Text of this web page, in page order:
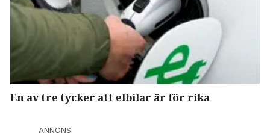
En av tre tycker att elbilar är för rika
ANNONS